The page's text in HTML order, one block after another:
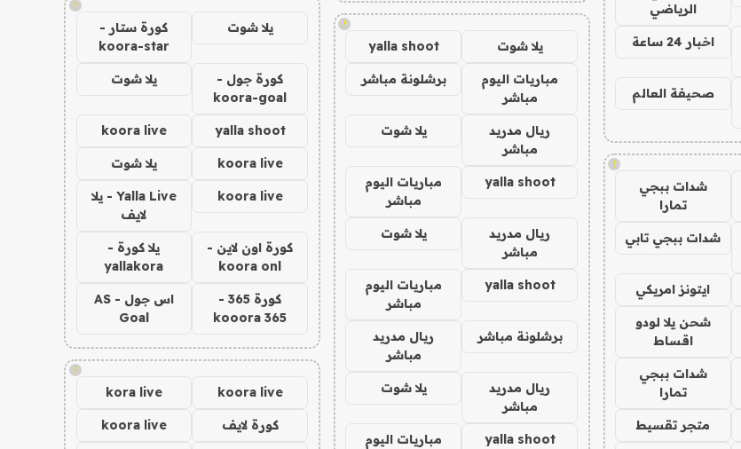
الرياضي
اخبار 24 ساعة
صحيفة العالم
!
شدات ببجي
تمارا
شدات ببجي تابي
ايتونز امريكي
شحن يلا لودو
اقساط
شدات ببجي
تمارا
متجر تقسيط
!
يلا شوت yalla shoot
مباريات اليوم
مباشر
برشلونة مباشر
ريال مدريد
مباشر
يلا شوت
yalla shoot
مباريات اليوم
مباشر
ريال مدريد
مباشر
يلا شوت
yalla shoot
مباريات اليوم
مباشر
برشلونة مباشر
ريال مدريد
مباشر
ريال مدريد
مباشر
يلا شوت
yalla shoot مباريات اليوم
!
يلا شوت
كورة ستار -
koora-star
كورة جول -
koora-goal
يلا شوت
yalla shoot
koora live
koora live يلا شوت
koora live
Yalla Live - يلا
لايف
كورة اون لاين -
koora onl
يلا كورة -
yallakora
كورة 365 -
kooora 365
اس جول - AS
Goal
!
koora live
kora live
كورة لايف koora live